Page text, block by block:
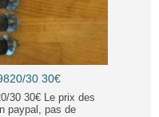
30 30€
30 30€ Le prix des
paypal, pas de